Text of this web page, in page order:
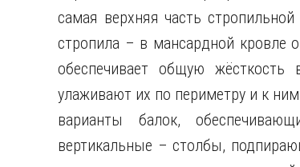
самая верхняя часть
стропила – в мансардной кровле
обеспечивает общую жёсткость
улаживают их по периметру и к
варианты балок,
вертикальные – столбы,